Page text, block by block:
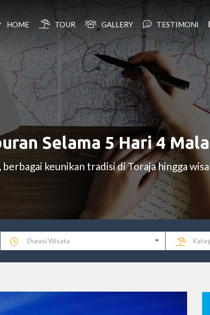
HOME TOUR GALLERY TESTIMONI
Selama 5 Hari 4
keunikan tradisi di Toraja hingga
Durasi Wisata